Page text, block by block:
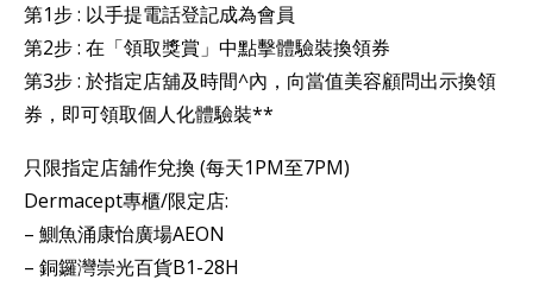
第1步 : 以手提電話登記成為會員
第2步 : 在「領取獎賞」中點擊體驗裝換領券
第3步 : 於指定店舖及時間^內，向當值美容顧問出示換領
券，即可領取個人化體驗裝**
只限指定店舖作兌換 (每天1PM至7PM)
Dermacept專櫃/限定店:
– 鰂魚涌康怡廣場AEON
– 銅鑼灣崇光百貨B1-28H